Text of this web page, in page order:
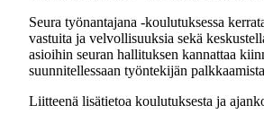
Seura työnantajana -koulutuksessa
vastuita ja velvollisuuksia sekä
asioihin seuran hallituksen kannattaa
suunnitellessaan työntekijän
Liitteenä lisätietoa koulutuksesta ja